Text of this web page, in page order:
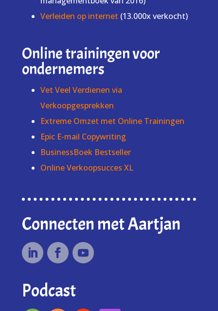
Verleiden op internet (13.000x verkocht)
Online trainingen voor
ondernemers
Vet Veel Verdienen via
Verkoopgesprekken
Extreme Omzet met Online Trainingen
Epic E-mail Copywriting
BusinessBoek Bestseller
Online Verkoopsucces XL
Connecten met Aartjan
Podcast